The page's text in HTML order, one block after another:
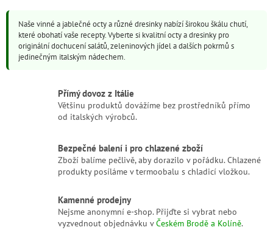
a
c
í
y
v
i
s
u
á
n
í
Naše vinné a jablečné octy a různé dresinky nabízí širokou škálu chutí,
které obohatí vaše recepty. Vyberte si kvalitní octy a dresinky pro
originální dochucení salátů, zeleninových jídel a dalších pokrmů s
jedinečným italským nádechem.
Přímý dovoz z Itálie
Většinu produktů dovážíme bez prostředníků přímo
od italských výrobců.
Bezpečné balení i pro chlazené zboží
Zboží balíme pečlivě, aby dorazilo v pořádku. Chlazené
produkty posíláme v termoobalu s chladicí vložkou.
Kamenné prodejny
Nejsme anonymní e-shop. Přijďte si vybrat nebo
vyzvednout objednávku vČeském Brodě a Kolíně.